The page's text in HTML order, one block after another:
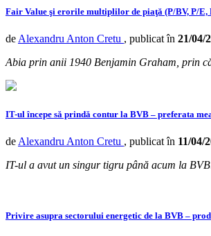
Fair Value şi erorile multiplilor de piaţă (P/BV, P/
de Alexandru Anton Cretu , publicat în 21/04/
Abia prin anii 1940 Benjamin Graham, prin
IT-ul începe să prindă contur la BVB – preferata
de Alexandru Anton Cretu , publicat în 11/04/
IT-ul a avut un singur tigru până acum la
Privire asupra sectorului energetic de la BVB –